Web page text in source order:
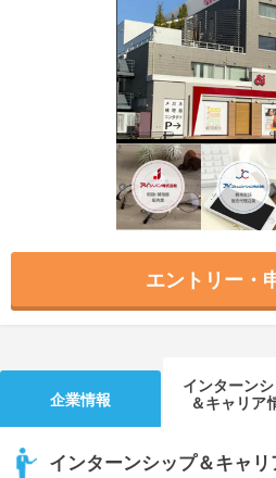
就活時事ニュースを更新
エントリー・
企業情報
インターン
＆キャリア
インターンシップ＆キャリ